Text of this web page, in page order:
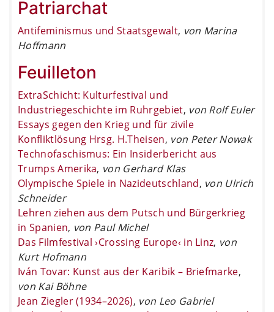
Patriarchat
Antifeminismus und Staatsgewalt, von Marina
Hoffmann
Feuilleton
ExtraSchicht: Kulturfestival und
Industriegeschichte im Ruhrgebiet, von Rolf Euler
Essays gegen den Krieg und für zivile
Konfliktlösung Hrsg. H.Theisen, von Peter Nowak
Technofaschismus: Ein Insiderbericht aus
Trumps Amerika, von Gerhard Klas
Olympische Spiele in Nazideutschland, von Ulrich
Schneider
Lehren ziehen aus dem Putsch und Bürgerkrieg
in Spanien, von Paul Michel
Das Filmfestival ›Crossing Europe‹ in Linz, von
Kurt Hofmann
Iván Tovar: Kunst aus der Karibik – Briefmarke,
von Kai Böhne
Jean Ziegler (1934–2026), von Leo Gabriel